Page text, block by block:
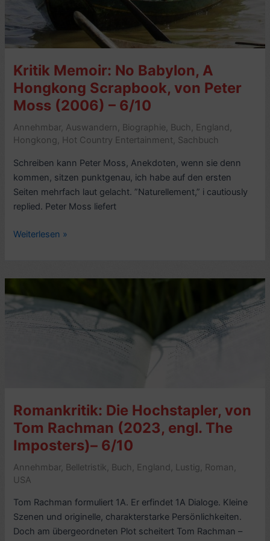
Kritik Memoir: No Babylon, A
Hongkong Scrapbook, von Peter
Moss (2006) – 6/10
Annehmbar, Auswandern , Biographie, Buch , England,
Hongkong, Hot Country Entertainment, Sachbuch
Schreiben kann Peter Moss, Anekdoten, wenn sie denn
kommen, sitzen punktgenau, ich habe auf den ersten
Seiten mehrfach laut gelacht. ”Naturellement,” i cautiously
replied. Peter Moss liefert
Kritik
Babylon,
Scrapbook,
6/10
Weiterlesen »
Romankritik: Die Hochstapler, von
Tom Rachman (2023, engl. The
Imposters)– 6/10
Annehmbar, Belletristik, Buch , England, Lustig, Roman ,
USA
Tom Rachman formuliert 1A. Er erfindet 1A Dialoge. Kleine
Szenen und originelle, charakterstarke Persönlichkeiten.
Doch am übergeordneten Plot scheitert Tom Rachman –